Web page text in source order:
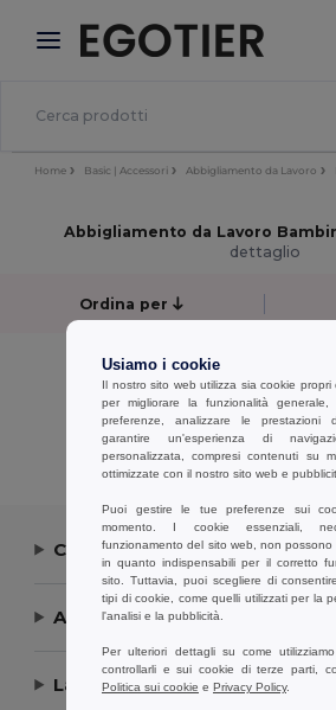
× App Egotier
Prezzi migliori sull'app!
Home Basic | Accessori Abbigliamento da Lavoro
Abbigliamento da Lavoro
dettaglio
Ordina per
No results.
No results.
Visualizzazione Di Tutti I
Contattaci
Aiuto or Assistenza
La nostra azienda
Usiamo i cookie
Il nostro sito web utilizza sia cookie
per migliorare la funzionalità
preferenze, analizzare le
garantire un'esperienza di
personalizzata, compresi contenuti su
ottimizzate con il nostro sito web e
Puoi gestire le tue preferenze sui
momento. I cookie essenziali,
funzionamento del sito web, non possono
in quanto indispensabili per il corretto
sito. Tuttavia, puoi scegliere di
tipi di cookie, come quelli utilizzati per la
l'analisi e la pubblicità.
Per ulteriori dettagli su come
controllarli e sui cookie di terze parti,
Politica sui cookie e Privacy Policy.